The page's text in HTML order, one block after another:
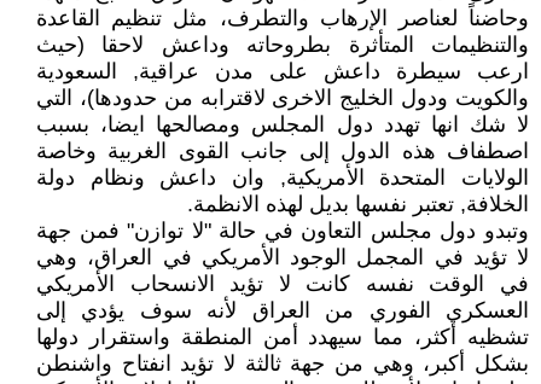
وحاضناً لعناصر الإرهاب والتطرف، مثل تنظيم القاعدة
والتنظيمات المتأثرة بطروحاته وداعش لاحقا (حيث
ارعب سيطرة داعش على مدن عراقية, السعودية
والكويت ودول الخليج الاخرى لاقترابه من حدودها)، التي
لا شك انها تهدد دول المجلس ومصالحها ايضا، بسبب
اصطفاف هذه الدول إلى جانب القوى الغربية وخاصة
الولايات المتحدة الأمريكية, وان داعش ونظام دولة
الخلافة, تعتبر نفسها بديل لهذه الانظمة.
وتبدو دول مجلس التعاون في حالة "لا توازن" فمن جهة
لا تؤيد في المجمل الوجود الأمريكي في العراق، وهي
في الوقت نفسه كانت لا تؤيد الانسحاب الأمريكي
العسكري الفوري من العراق لأنه سوف يؤدي إلى
تشظيه أكثر، مما سيهدد أمن المنطقة واستقرار دولها
بشكل أكبر، وهي من جهة ثالثة لا تؤيد انفتاح واشنطن